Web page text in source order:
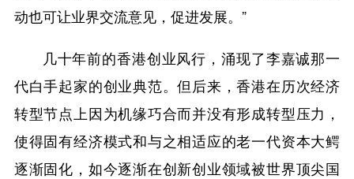
动也可让业界交流意见，促进发展。”
几十年前的香港创业风行，涌现了李嘉诚那一
代白手起家的创业典范。但后来，香港在历次经济
转型节点上因为机缘巧合而并没有形成转型压力，
使得固有经济模式和与之相适应的老一代资本大鳄
逐渐固化，如今逐渐在创新创业领域被世界顶尖国